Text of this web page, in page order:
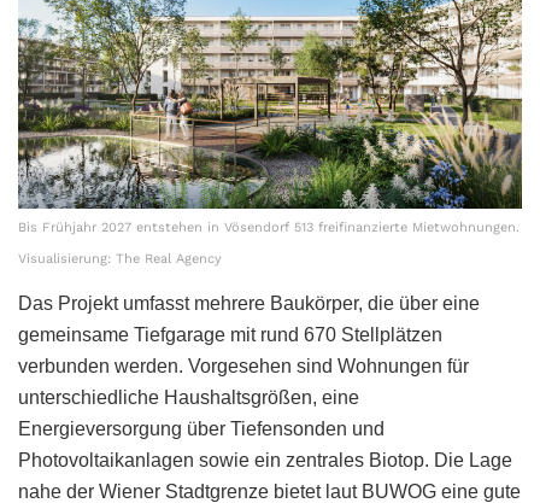
Bis Frühjahr 2027 entstehen in Vösendorf 513 freifinanzierte Mietwohnungen.
Visualisierung: The Real Agency
Das Projekt umfasst mehrere Baukörper, die über eine
gemeinsame Tiefgarage mit rund 670 Stellplätzen
verbunden werden. Vorgesehen sind Wohnungen für
unterschiedliche Haushaltsgrößen, eine
Energieversorgung über Tiefensonden und
Photovoltaikanlagen sowie ein zentrales Biotop. Die Lage
nahe der Wiener Stadtgrenze bietet laut BUWOG eine gute